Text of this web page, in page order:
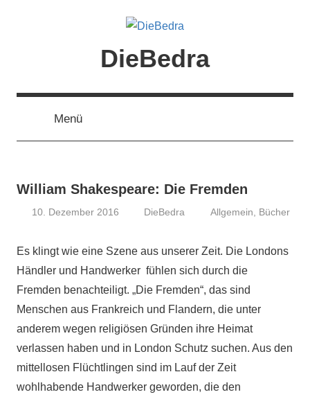
DieBedra
Menü
William Shakespeare: Die Fremden
10. Dezember 2016 DieBedra Allgemein Bücher
Es klingt wie eine Szene aus unserer Zeit. Die Londons
Händler und Handwerker fühlen sich durch die
Fremden benachteiligt. „Die Fremden“, das sind
Menschen aus Frankreich und Flandern, die unter
anderem wegen religiösen Gründen ihre Heimat
verlassen haben und in London Schutz suchen. Aus den
mittellosen Flüchtlingen sind im Lauf der Zeit
wohlhabende Handwerker geworden, die den